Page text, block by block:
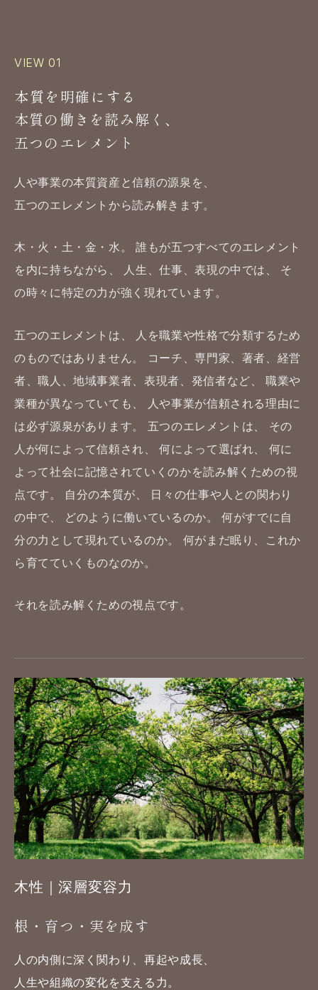
VIEW 01
本質を明確にする
本質の働きを読み解く、
五つのエレメント
人や事業の本質資産と信頼の源泉を、
五つのエレメントから読み解きます。
木・火・土・金・水。
誰もが五つすべてのエレメント
を内に持ちながら、
人生、仕事、表現の中では、
そ
の時々に特定の力が強く現れています。
五つのエレメントは、
人を職業や性格で分類するため
のものではありません。
コーチ、専門家、著者、経営
者、職人、地域事業者、表現者、発信者など、
職業や
業種が異なっていても、
人や事業が信頼される理由に
は必ず源泉があります。
五つのエレメントは、
その
人が何によって信頼され、
何によって選ばれ、
何に
よって社会に記憶されていくのかを読み解くための視
点です。
自分の本質が、
日々の仕事や人との関わり
の中で、
どのように働いているのか。
何がすでに自
分の力として現れているのか。
何がまだ眠り、これか
ら育てていくものなのか。
それを読み解くための視点です。
木性｜深層変容力
根・育つ・実を成す
人の内側に深く関わり、再起や成長、
人生や組織の変化を支える力。